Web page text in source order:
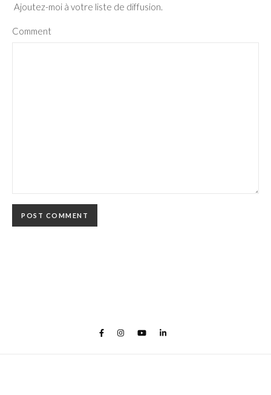
Ajoutez-moi à votre liste de diffusion.
Comment